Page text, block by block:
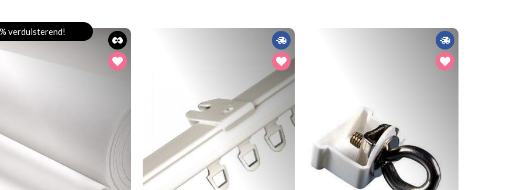
verduisterend!